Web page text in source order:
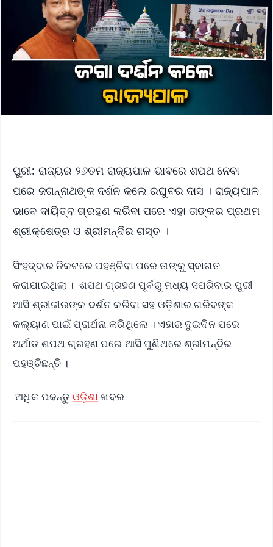
ପୁରୀ: ରାଜ୍ୟର ୨୬ତମ ରାଜ୍ୟପାଳ ଭାବରେ ଶପଥ ନେବା
ପରେ ଜଗନ୍ନାଥଙ୍କ ଦର୍ଶନ କଲେ ରଘୁବର ଦାସ । ରାଜ୍ୟପାଳ
ଭାବେ ଦାୟିତ୍ବ ଗ୍ରହଣ କରିବା ପରେ ଏହା ତାଙ୍କର ପ୍ରଥମ
ଶ୍ରୀକ୍ଷେତ୍ର ଓ ଶ୍ରୀମନ୍ଦିର ଗସ୍ତ ।
ସିଂହଦ୍ବାର ନିକଟରେ ପହଞ୍ଚିବା ପରେ ତାଙ୍କୁ ସ୍ବାଗତ
କରାଯାଇଥିଲା । ଶପଥ ଗ୍ରହଣ ପୂର୍ବରୁ ମଧ୍ୟ ସପରିବାର ପୁରୀ
ଆସି ଶ୍ରୀଜୀଉଙ୍କ ଦର୍ଶନ କରିବା ସହ ଓଡ଼ିଶାର ଗରିବଙ୍କ
କଲ୍ୟାଣ ପାଇଁ ପ୍ରାର୍ଥନା କରିଥିଲେ । ଏହାର ଦୁଇଦିନ ପରେ
ଅର୍ଥାତ ଶପଥ ଗ୍ରହଣ ପରେ ଆସି ପୁଣିଥରେ ଶ୍ରୀମନ୍ଦିର
ପହଞ୍ଚିଛନ୍ତି ।
ଅଧିକ ପଢନ୍ତୁ ଓଡ଼ିଶା ଖବର